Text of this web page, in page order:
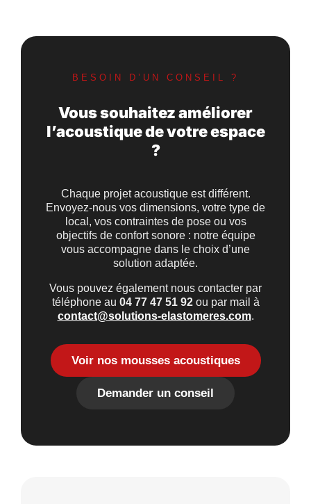
BESOIN D’UN CONSEIL ?
Vous souhaitez améliorer
l’acoustique de votre espace
?
Chaque projet acoustique est différent.
Envoyez-nous vos dimensions, votre type de
local, vos contraintes de pose ou vos
objectifs de confort sonore : notre équipe
vous accompagne dans le choix d’une
solution adaptée.
Vous pouvez également nous contacter par
téléphone au 04 77 47 51 92ou par mail à
contact@solutions-elastomeres.com.
Voir nos mousses acoustiques
Demander un conseil